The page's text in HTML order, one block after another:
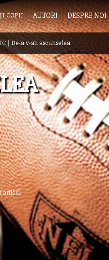
COPII AUTORI DESPRE NOI
| De-a v-ati ascunselea
articol